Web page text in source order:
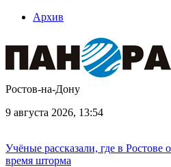
Архив
Ростов-на-Дону
9 августа 2026, 13:54
Учёные рассказали, где в Ростове
время шторма